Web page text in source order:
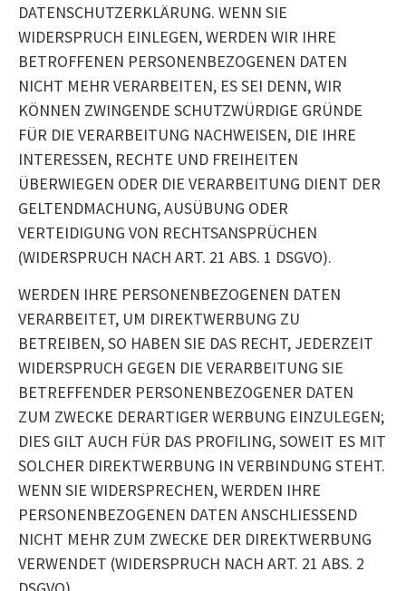
DATENSCHUTZERKLÄRUNG. WENN SIE
WIDERSPRUCH EINLEGEN, WERDEN WIR IHRE
BETROFFENEN PERSONENBEZOGENEN DATEN
NICHT MEHR VERARBEITEN, ES SEI DENN, WIR
KÖNNEN ZWINGENDE SCHUTZWÜRDIGE GRÜNDE
FÜR DIE VERARBEITUNG NACHWEISEN, DIE IHRE
INTERESSEN, RECHTE UND FREIHEITEN
ÜBERWIEGEN ODER DIE VERARBEITUNG DIENT DER
GELTENDMACHUNG, AUSÜBUNG ODER
VERTEIDIGUNG VON RECHTSANSPRÜCHEN
(WIDERSPRUCH NACH ART. 21 ABS. 1 DSGVO).
WERDEN IHRE PERSONENBEZOGENEN DATEN
VERARBEITET, UM DIREKTWERBUNG ZU
BETREIBEN, SO HABEN SIE DAS RECHT, JEDERZEIT
WIDERSPRUCH GEGEN DIE VERARBEITUNG SIE
BETREFFENDER PERSONENBEZOGENER DATEN
ZUM ZWECKE DERARTIGER WERBUNG EINZULEGEN;
DIES GILT AUCH FÜR DAS PROFILING, SOWEIT ES MIT
SOLCHER DIREKTWERBUNG IN VERBINDUNG STEHT.
WENN SIE WIDERSPRECHEN, WERDEN IHRE
PERSONENBEZOGENEN DATEN ANSCHLIESSEND
NICHT MEHR ZUM ZWECKE DER DIREKTWERBUNG
VERWENDET (WIDERSPRUCH NACH ART. 21 ABS. 2